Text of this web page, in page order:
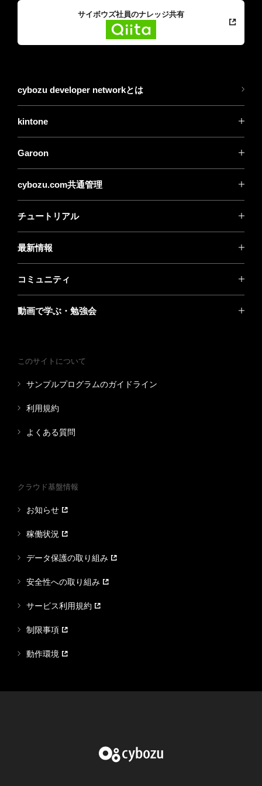
サイボウズ社員のナレッジ共有
cybozu developer networkとは
kintone
Garoon
cybozu.com共通管理
チュートリアル
最新情報
コミュニティ
動画で学ぶ・勉強会
このサイトについて
サンプルプログラムのガイドライン
利用規約
よくある質問
クラウド基盤情報
お知らせ
稼働状況
データ保護の取り組み
安全性への取り組み
サービス利用規約
制限事項
動作環境